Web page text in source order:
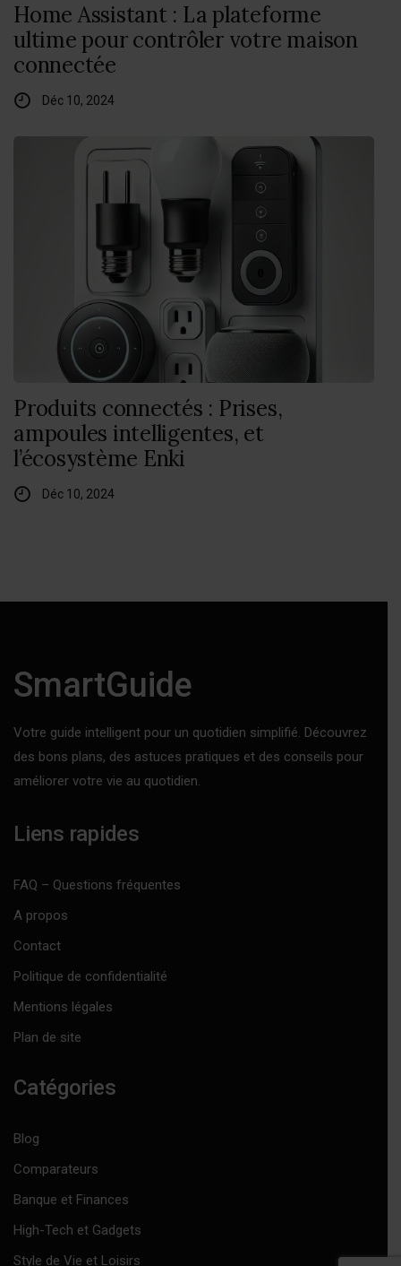
Home Assistant : La plateforme
ultime pour contrôler votre maison
connectée
Déc 10, 2024
Produits connectés : Prises,
ampoules intelligentes, et
l’écosystème Enki
Déc 10, 2024
SmartGuide
Votre guide intelligent pour un quotidien simplifié. Découvrez
des bons plans, des astuces pratiques et des conseils pour
améliorer votre vie au quotidien.
Liens rapides
FAQ – Questions fréquentes
A propos
Contact
Politique de confidentialité
Mentions légales
Plan de site
Catégories
Blog
Comparateurs
Banque et Finances
High-Tech et Gadgets
Style de Vie et Loisirs